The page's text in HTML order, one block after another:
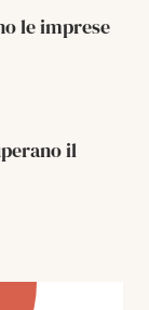
le imprese
il